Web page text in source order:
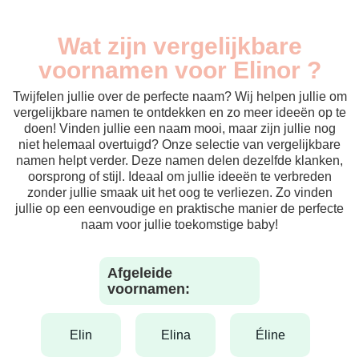
Wat zijn vergelijkbare
voornamen voor Elinor ?
Twijfelen jullie over de perfecte naam? Wij helpen jullie om
vergelijkbare namen te ontdekken en zo meer ideeën op te
doen! Vinden jullie een naam mooi, maar zijn jullie nog
niet helemaal overtuigd? Onze selectie van vergelijkbare
namen helpt verder. Deze namen delen dezelfde klanken,
oorsprong of stijl. Ideaal om jullie ideeën te verbreden
zonder jullie smaak uit het oog te verliezen. Zo vinden
jullie op een eenvoudige en praktische manier de perfecte
naam voor jullie toekomstige baby!
Afgeleide
voornamen:
elin elina éline